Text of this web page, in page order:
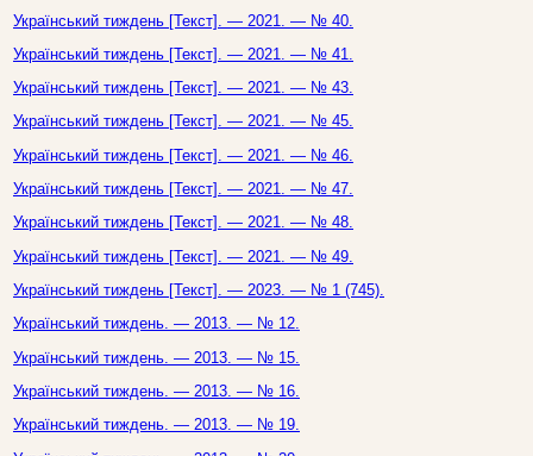
Український тиждень [Текст]. — 2021. — № 40.
Український тиждень [Текст]. — 2021. — № 41.
Український тиждень [Текст]. — 2021. — № 43.
Український тиждень [Текст]. — 2021. — № 45.
Український тиждень [Текст]. — 2021. — № 46.
Український тиждень [Текст]. — 2021. — № 47.
Український тиждень [Текст]. — 2021. — № 48.
Український тиждень [Текст]. — 2021. — № 49.
Український тиждень [Текст]. — 2023. — № 1 (745).
Український тиждень. — 2013. — № 12.
Український тиждень. — 2013. — № 15.
Український тиждень. — 2013. — № 16.
Український тиждень. — 2013. — № 19.